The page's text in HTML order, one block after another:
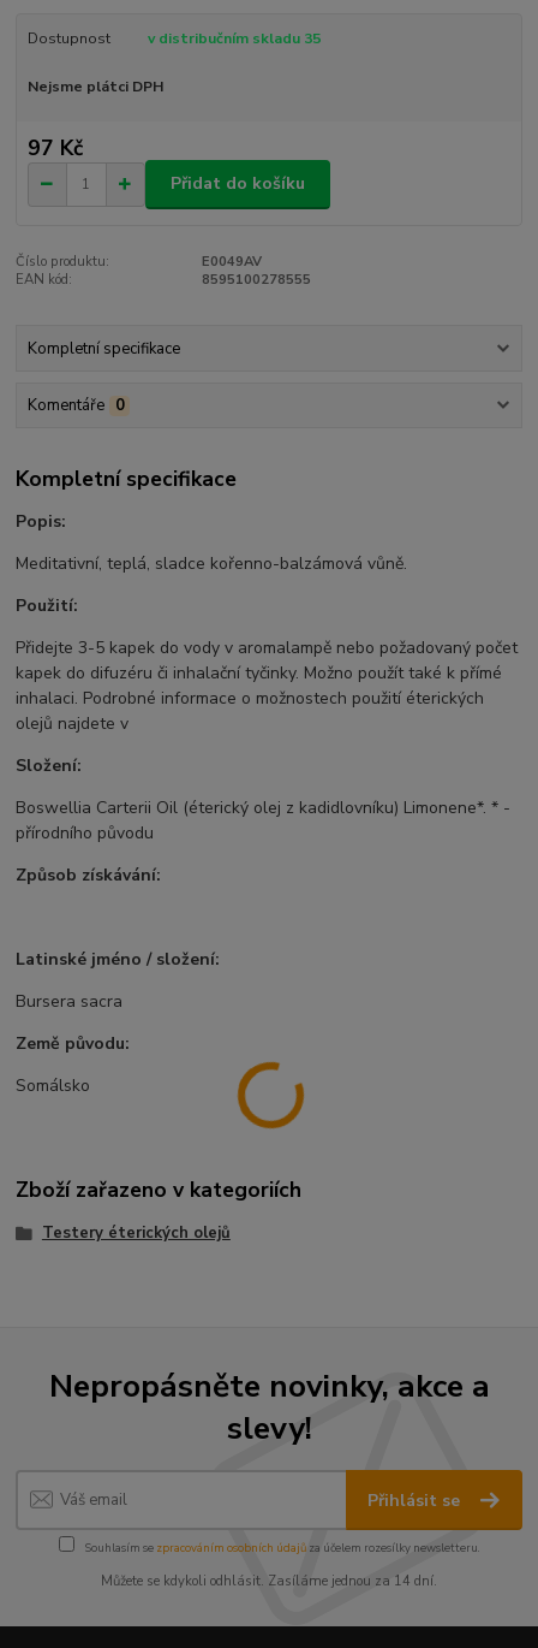
Dostupnost v distribučním skladu 35
Nejsme plátci DPH
97 Kč
Přidat do košíku
Číslo produktu:
E0049AV
EAN kód:
8595100278555
Kompletní specifikace
Komentáře 0
Kompletní specifikace
Popis:
Meditativní, teplá, sladce kořenno-balzámová vůně.
Použití:
Přidejte 3-5 kapek do vody v aromalampě nebo požadovaný počet
kapek do difuzéru či inhalační tyčinky. Možno použít také k přímé
inhalaci. Podrobné informace o možnostech použití éterických
olejů najdete v
Složení:
Boswellia Carterii Oil (éterický olej z kadidlovníku) Limonene*. * -
přírodního původu
Způsob získávání:
Latinské jméno / složení:
Bursera sacra
Země původu:
Somálsko
Zboží zařazeno v kategoriích
Testery éterických olejů
Nepropásněte novinky, akce a
slevy!
Přihlásit se
Souhlasím se zpracováním osobních údajůza účelem rozesílky newsletteru.
Můžete se kdykoli odhlásit. Zasíláme jednou za 14 dní.